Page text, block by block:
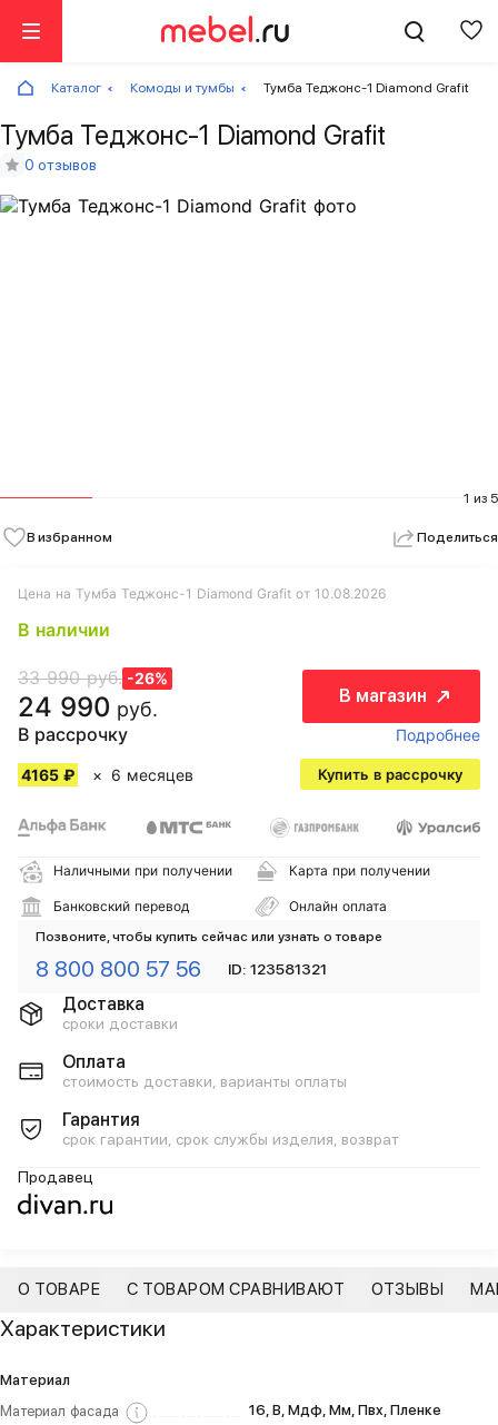
Каталог Комоды и тумбы Тумба Теджонс-1 Diamond Grafit
Тумба Теджонс-1 Diamond Grafit
0 отзывов
1 из 5
В избранном Поделиться
Цена на Тумба Теджонс-1 Diamond Grafit от 10.08.2026
В наличии
33 990 руб. -26%
24 990 руб.
В магазин
В рассрочку Подробнее
4165 ₽ 6 месяцев Купить в рассрочку
Наличными при получении Карта при получении
Банковский перевод Онлайн оплата
Позвоните, чтобы купить сейчас или узнать о товаре
8 800 800 57 56 ID: 123581321
Доставка
сроки доставки
Оплата
стоимость доставки, варианты оплаты
Гарантия
срок гарантии, срок службы изделия, возврат
Продавец
О ТОВАРЕ С ТОВАРОМ СРАВНИВАЮТ ОТЗЫВЫ
Характеристики
Материал
Материал фасада
16, В, Мдф, Мм, Пвх, Пленке